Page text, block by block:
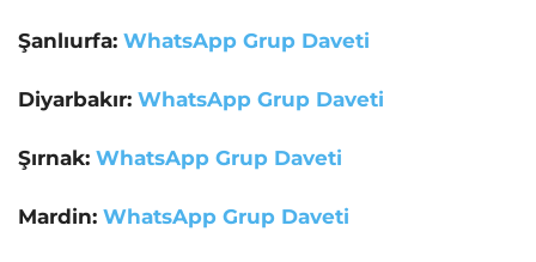
Şanlıurfa: WhatsApp Grup Daveti
Diyarbakır: WhatsApp Grup Daveti
Şırnak: WhatsApp Grup Daveti
Mardin: WhatsApp Grup Daveti